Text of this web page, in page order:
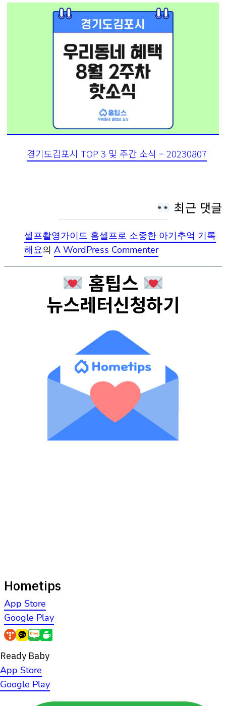
경기도김포시 TOP 3 및 주간 소식 – 20230807
최근 댓글
셀프촬영가이드 홈셀프로 소중한 아기추억 기록
해요의 A WordPress Commenter
홈팁스
뉴스레터신청하기
Hometips
App Store
Google Play
Ready Baby
App Store
Google Play